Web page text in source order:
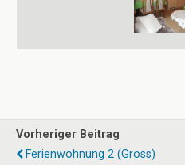
Vorheriger Beitrag
Ferienwohnung 2 (gross)